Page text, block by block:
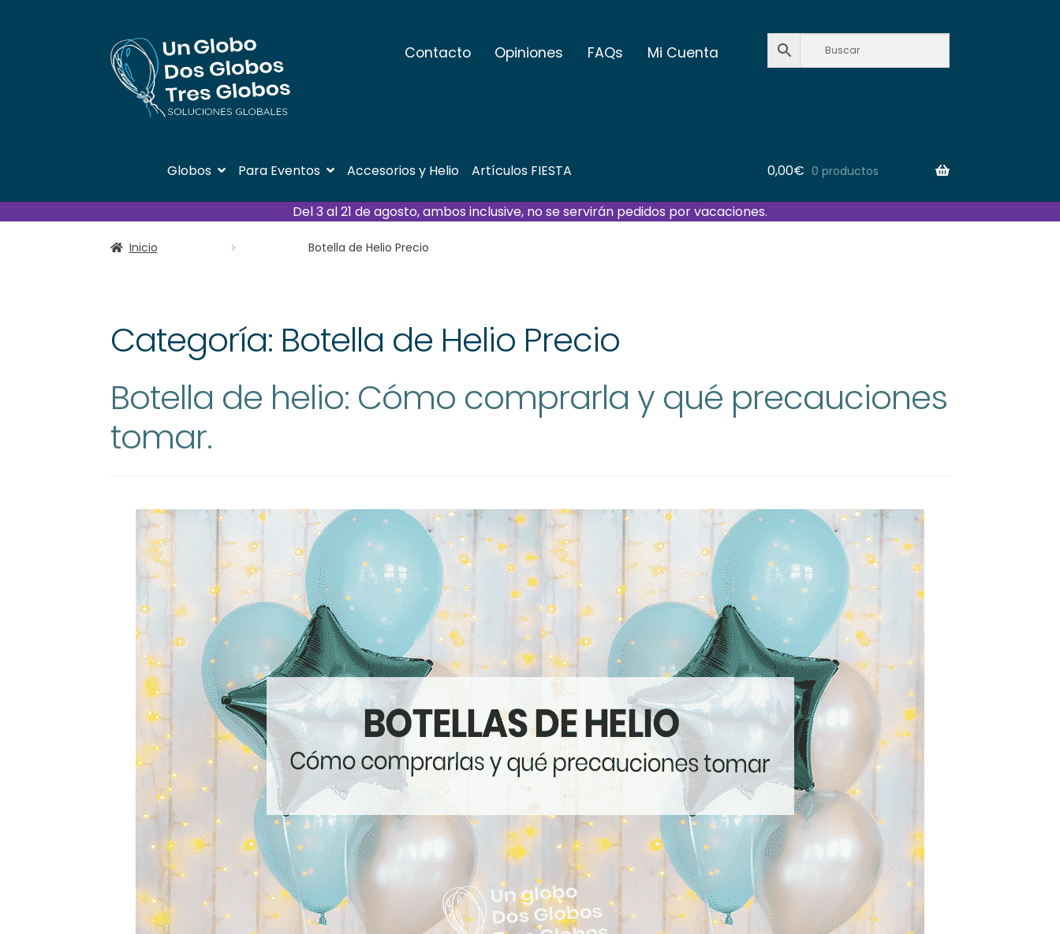
Ir
a
la
navegación
Ir
al
contenido
Contacto Opiniones FAQs Mi Cuenta
Globos Para Eventos Accesorios y Helio Artículos FIESTA 0,00€ 0 productos
Del 3 al 21 de agosto, ambos inclusive, no se servirán pedidos por vacaciones.
Inicio Botella de Helio Precio
Categoría: Botella de Helio Precio
Botella de helio: Cómo comprarla y qué precauciones
tomar.